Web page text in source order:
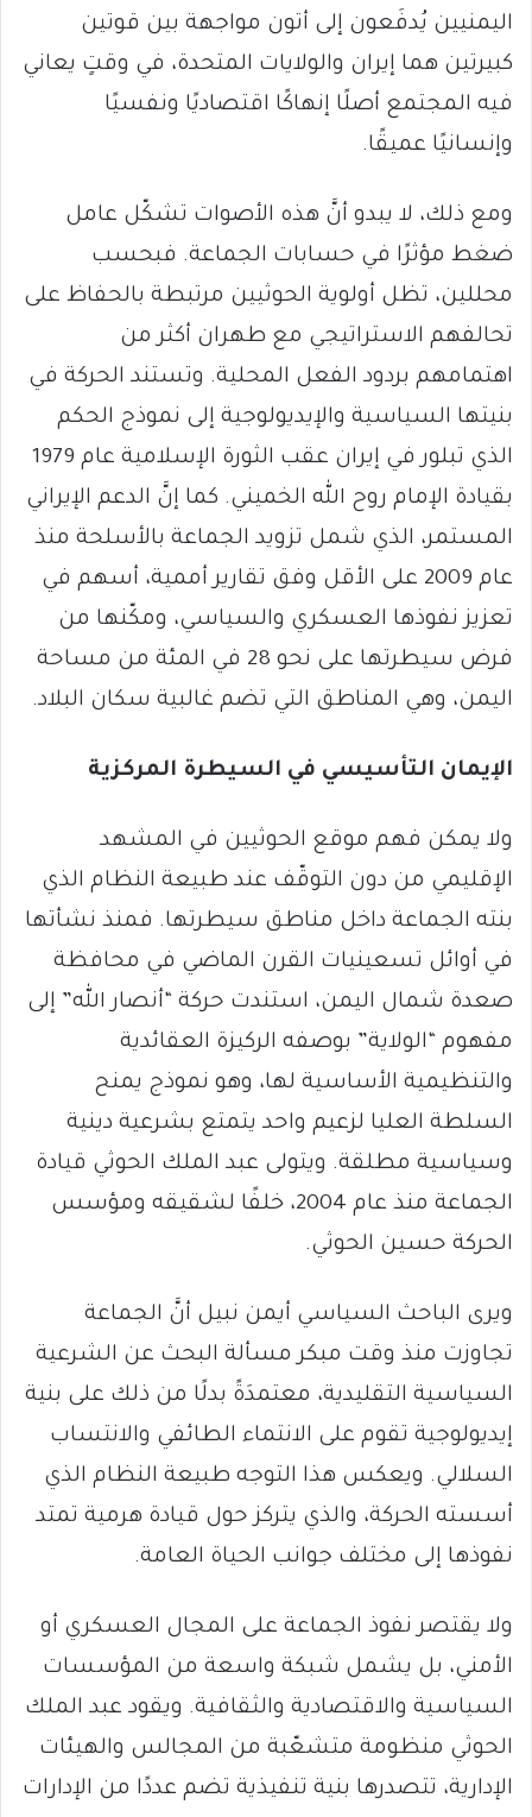
اليمنيين يُدفَعون إلى أتون مواجهة بين قوتين
كبيرتين هما إيران والولايات المتحدة، في وقتٍ يعاني
فيه المجتمع أصلًا إنهاكًا اقتصاديًا ونفسيًا
وإنسانيًا عميقًا.
ومع ذلك، لا يبدو أنَّ هذه الأصوات تشكّل عامل
ضغط مؤثرًا في حسابات الجماعة. فبحسب
محللين، تظل أولوية الحوثيين مرتبطة بالحفاظ على
تحالفهم الاستراتيجي مع طهران أكثر من
اهتمامهم بردود الفعل المحلية. وتستند الحركة في
بنيتها السياسية والإيديولوجية إلى نموذج الحكم
الذي تبلور في إيران عقب الثورة الإسلامية عام 1979
بقيادة الإمام روح الله الخميني. كما إنَّ الدعم الإيراني
المستمر، الذي شمل تزويد الجماعة بالأسلحة منذ
عام 2009 على الأقل وفق تقارير أممية، أسهم في
تعزيز نفوذها العسكري والسياسي، ومكّنها من
فرض سيطرتها على نحو 28 في المئة من مساحة
اليمن، وهي المناطق التي تضم غالبية سكان البلاد.
الإيمان التأسيسي في السيطرة المركزية
ولا يمكن فهم موقع الحوثيين في المشهد
الإقليمي من دون التوقّف عند طبيعة النظام الذي
بنته الجماعة داخل مناطق سيطرتها. فمنذ نشأتها
في أوائل تسعينيات القرن الماضي في محافظة
صعدة شمال اليمن، استندت حركة “أنصار الله” إلى
مفهوم “الولاية” بوصفه الركيزة العقائدية
والتنظيمية الأساسية لها، وهو نموذج يمنح
السلطة العليا لزعيم واحد يتمتع بشرعية دينية
وسياسية مطلقة. ويتولى عبد الملك الحوثي قيادة
الجماعة منذ عام 2004، خلفًا لشقيقه ومؤسس
الحركة حسين الحوثي.
ويرى الباحث السياسي أيمن نبيل أنَّ الجماعة
تجاوزت منذ وقت مبكر مسألة البحث عن الشرعية
السياسية التقليدية، معتمدَةً بدلًا من ذلك على بنية
إيديولوجية تقوم على الانتماء الطائفي والانتساب
السلالي. ويعكس هذا التوجه طبيعة النظام الذي
أسسته الحركة، والذي يتركز حول قيادة هرمية تمتد
نفوذها إلى مختلف جوانب الحياة العامة.
ولا يقتصر نفوذ الجماعة على المجال العسكري أو
الأمني، بل يشمل شبكة واسعة من المؤسسات
السياسية والاقتصادية والثقافية. ويقود عبد الملك
الحوثي منظومة متشعّبة من المجالس والهيئات
الإدارية، تتصدرها بنية تنفيذية تضم عددًا من الإدارات